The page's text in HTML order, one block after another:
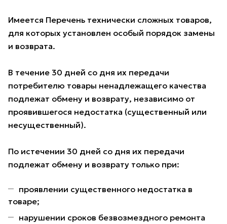
Имеется Перечень технически сложных товаров,
для которых установлен особый порядок замены
и возврата.
В течение 30 дней со дня их передачи
потребителю товары ненадлежащего качества
подлежат обмену и возврату, независимо от
проявившегося недостатка (существенный или
несущественный).
По истечении 30 дней со дня их передачи
подлежат обмену и возврату только при:
проявлении существенного недостатка в
товаре;
нарушении сроков безвозмездного ремонта